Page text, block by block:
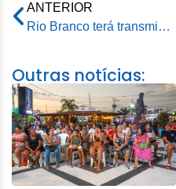
ANTERIOR
Rio Branco terá transmissão gratuita de todos os jogos do maior campeonato mundial de futebol, na Praça da Revolução
Outras notícias: